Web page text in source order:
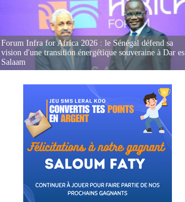
Forum Infra for Africa 2026 : le Sénégal défend sa
vision d'une transition énergétique souveraine à Dar es
Salaam